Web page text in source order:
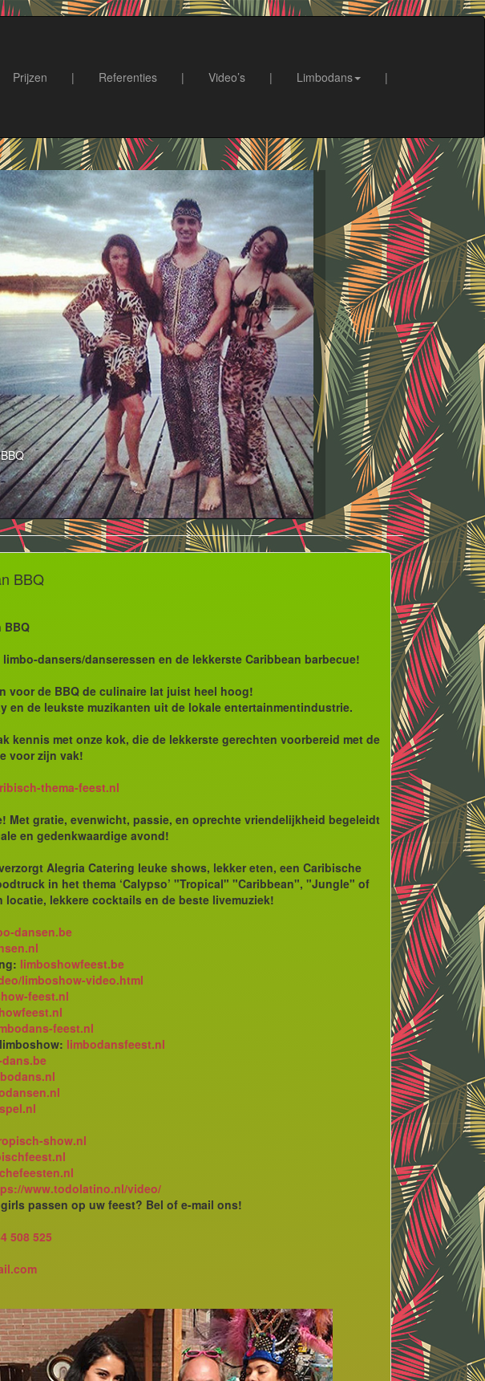
Prijzen | Referenties | Video’s | Limbodans |
BBQ
BBQ
dansers/danseressen en de lekkerste Caribbean barbecue!
voor de BBQ de culinaire lat juist heel hoog!
en de leukste muzikanten uit de lokale entertainmentindustrie.
kennis met onze kok, die de lekkerste gerechten voorbereid met de
voor zijn vak!
thema-feest.nl
gratie, evenwicht, passie, en oprechte vriendelijkheid begeleidt
en gedenkwaardige avond!
Alegria Catering leuke shows, lekker eten, een Caribische
in het thema ‘Calypso’ "Tropical" "Caribbean", "Jungle" of
lekkere cocktails en de beste livemuziek!
dansen.be
limboshowfeest.be
limboshow-video.html
feest.nl
feest.nl
limbodansfeest.nl
show.nl
www.todolatino.nl/video/
passen op uw feest? Bel of e-mail ons!
508 525